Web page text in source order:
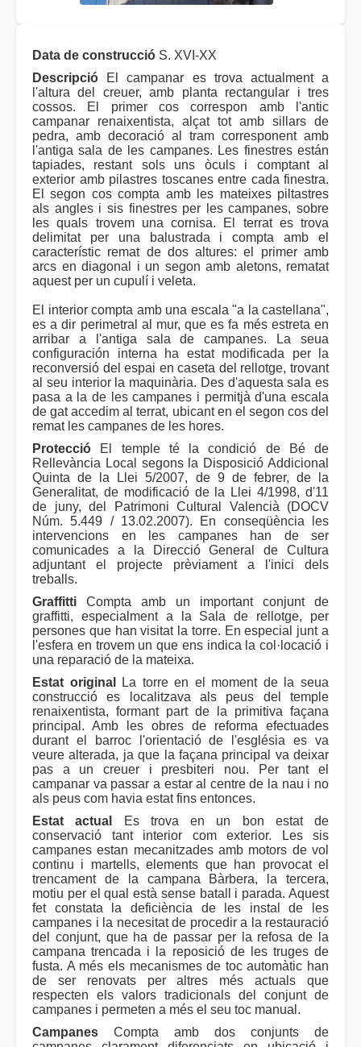
Data de construcció S. XVI-XX
Descripció El campanar es trova actualment a
l'altura del creuer, amb planta rectangular i tres
cossos. El primer cos correspon amb l'antic
campanar renaixentista, alçat tot amb sillars de
pedra, amb decoració al tram corresponent amb
l'antiga sala de les campanes. Les finestres están
tapiades, restant sols uns òculs i comptant al
exterior amb pilastres toscanes entre cada finestra.
El segon cos compta amb les mateixes piltastres
als angles i sis finestres per les campanes, sobre
les quals trovem una cornisa. El terrat es trova
delimitat per una balustrada i compta amb el
característic remat de dos altures: el primer amb
arcs en diagonal i un segon amb aletons, rematat
aquest per un cupulí i veleta.
El interior compta amb una escala "a la castellana",
es a dir perimetral al mur, que es fa més estreta en
arribar a l'antiga sala de campanes. La seua
configuración interna ha estat modificada per la
reconversió del espai en caseta del rellotge, trovant
al seu interior la maquinària. Des d'aquesta sala es
pasa a la de les campanes i permitjà d'una escala
de gat accedim al terrat, ubicant en el segon cos del
remat les campanes de les hores.
Protecció El temple té la condició de Bé de
Rellevància Local segons la Disposició Addicional
Quinta de la Llei 5/2007, de 9 de febrer, de la
Generalitat, de modificació de la Llei 4/1998, d'11
de juny, del Patrimoni Cultural Valencià (DOCV
Núm. 5.449 / 13.02.2007). En conseqüència les
intervencions en les campanes han de ser
comunicades a la Direcció General de Cultura
adjuntant el projecte prèviament a l'inici dels
treballs.
Graffitti Compta amb un important conjunt de
graffitti, especialment a la Sala de rellotge, per
persones que han visitat la torre. En especial junt a
l'esfera en trovem un que ens indica la col·locació i
una reparació de la mateixa.
Estat original
La torre en el moment de la seua
construcció es localitzava als peus del temple
renaixentista, formant part de la primitiva façana
principal. Amb les obres de reforma efectuades
durant el barroc l'orientació de l'església es va
veure alterada, ja que la façana principal va deixar
pas a un creuer i presbiteri nou. Per tant el
campanar va passar a estar al centre de la nau i no
als peus com havia estat fins entonces.
Estat actual
Es trova en un bon estat de
conservació tant interior com exterior. Les sis
campanes estan mecanitzades amb motors de vol
continu i martells, elements que han provocat el
trencament de la campana Bàrbera, la tercera,
motiu per el qual està sense batall i parada. Aquest
fet constata la deficiència de les instal de les
campanes i la necesitat de procedir a la restauració
del conjunt, que ha de passar per la refosa de la
campana trencada i la reposició de les truges de
fusta. A més els mecanismes de toc automàtic han
de ser renovats per altres més actuals que
respecten els valors tradicionals del conjunt de
campanes i permeten a més el seu toc manual.
Campanes Compta amb dos conjunts de